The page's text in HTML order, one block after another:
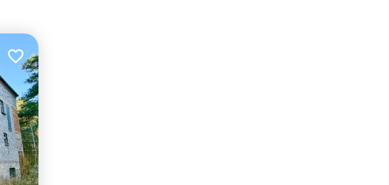
Dodaj do ulubionych